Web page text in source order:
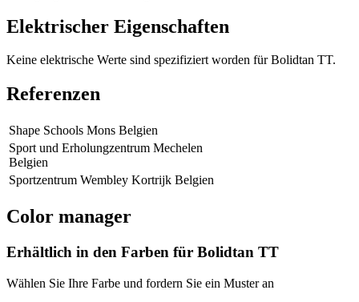
Elektrischer Eigenschaften
Keine elektrische Werte sind spezifiziert worden für Bolidtan TT.
Referenzen
Shape Schools Mons Belgien
Sport und Erholungzentrum Mechelen
Belgien
Sportzentrum Wembley Kortrijk Belgien
Color manager
Erhältlich in den Farben für Bolidtan TT
Wählen Sie Ihre Farbe und fordern Sie ein Muster an